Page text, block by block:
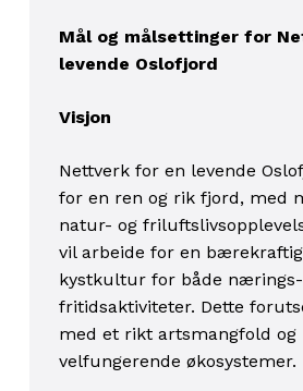
Mål og målsettinger for
levende Oslofjord
Visjon
Nettverk for en levende
for en ren og rik fjord, med
natur- og
vil arbeide for en
kystkultur for både
fritidsaktiviteter. Dette
med et rikt artsmangfold og
velfungerende økosystemer.